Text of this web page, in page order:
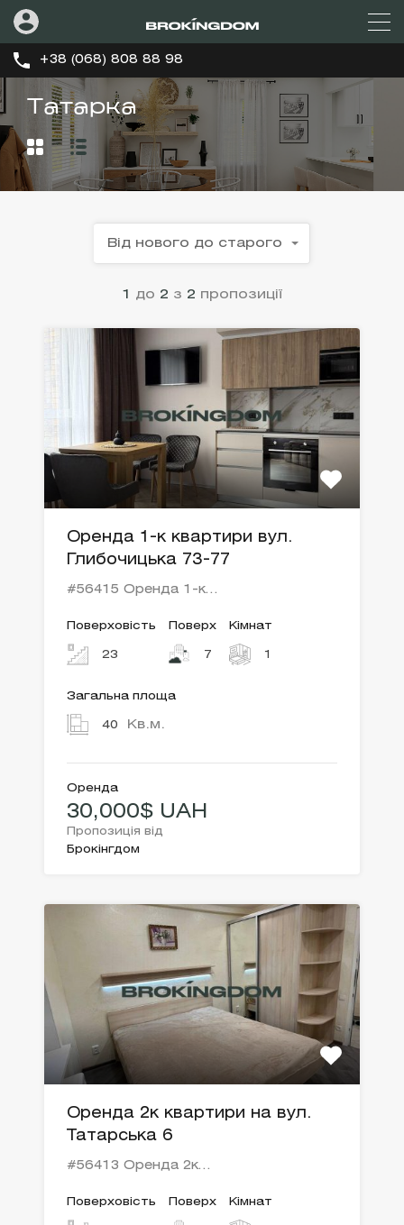
+38 (068) 808 88 98
Татарка
1 до 2 з 2 пропозиції
Від нового до старого
Оренда 1-к квартири вул.
Глибочицька 73-77
#56415 Оренда 1-к…
Поверховість
23
Поверх
7
Кімнат
1
Загальна площа
40 Кв.м.
Оренда
30,000$ UAH
Пропозиція від
Брокінгдом
Оренда 2к квартири на вул.
Татарська 6
#56413 Оренда 2к…
Поверховість Поверх Кімнат